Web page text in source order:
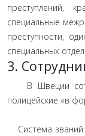
преступлений,
специальные
преступности,
специальных
3.
В Швеции
полицейские «в
Система званий